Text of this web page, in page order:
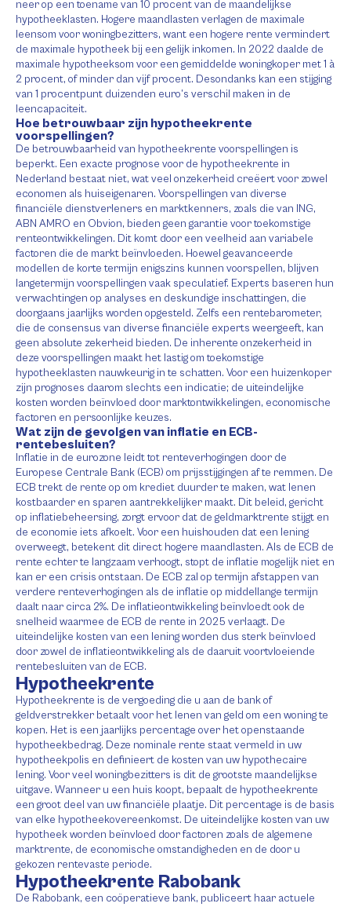
neer op een toename van 10 procent van de maandelijkse
hypotheeklasten. Hogere maandlasten verlagen de maximale
leensom voor woningbezitters, want een hogere rente vermindert
de maximale hypotheek bij een gelijk inkomen. In 2022 daalde de
maximale hypotheeksom voor een gemiddelde woningkoper met 1 à
2 procent, of minder dan vijf procent. Desondanks kan een stijging
van 1 procentpunt duizenden euro’s verschil maken in de
leencapaciteit.
Hoe betrouwbaar zijn hypotheekrente
voorspellingen?
De betrouwbaarheid van hypotheekrente voorspellingen is
beperkt. Een exacte prognose voor de hypotheekrente in
Nederland bestaat niet, wat veel onzekerheid creëert voor zowel
economen als huiseigenaren. Voorspellingen van diverse
financiële dienstverleners en marktkenners, zoals die van ING,
ABN AMRO en Obvion, bieden geen garantie voor toekomstige
renteontwikkelingen. Dit komt door een veelheid aan variabele
factoren die de markt beïnvloeden. Hoewel geavanceerde
modellen de korte termijn enigszins kunnen voorspellen, blijven
langetermijn voorspellingen vaak speculatief. Experts baseren hun
verwachtingen op analyses en deskundige inschattingen, die
doorgaans jaarlijks worden opgesteld. Zelfs een rentebarometer,
die de consensus van diverse financiële experts weergeeft, kan
geen absolute zekerheid bieden. De inherente onzekerheid in
deze voorspellingen maakt het lastig om toekomstige
hypotheeklasten nauwkeurig in te schatten. Voor een huizenkoper
zijn prognoses daarom slechts een indicatie; de uiteindelijke
kosten worden beïnvloed door marktontwikkelingen, economische
factoren en persoonlijke keuzes.
Wat zijn de gevolgen van inflatie en ECB-
rentebesluiten?
Inflatie in de eurozone leidt tot renteverhogingen door de
Europese Centrale Bank (ECB) om prijsstijgingen af te remmen. De
ECB trekt de rente op om krediet duurder te maken, wat lenen
kostbaarder en sparen aantrekkelijker maakt. Dit beleid, gericht
op inflatiebeheersing, zorgt ervoor dat de geldmarktrente stijgt en
de economie iets afkoelt. Voor een huishouden dat een lening
overweegt, betekent dit direct hogere maandlasten. Als de ECB de
rente echter te langzaam verhoogt, stopt de inflatie mogelijk niet en
kan er een crisis ontstaan. De ECB zal op termijn afstappen van
verdere renteverhogingen als de inflatie op middellange termijn
daalt naar circa 2%. De inflatieontwikkeling beïnvloedt ook de
snelheid waarmee de ECB de rente in 2025 verlaagt. De
uiteindelijke kosten van een lening worden dus sterk beïnvloed
door zowel de inflatieontwikkeling als de daaruit voortvloeiende
rentebesluiten van de ECB.
Hypotheekrente
Hypotheekrente is de vergoeding die u aan de bank of
geldverstrekker betaalt voor het lenen van geld om een woning te
kopen. Het is een jaarlijks percentage over het openstaande
hypotheekbedrag. Deze nominale rente staat vermeld in uw
hypotheekpolis en definieert de kosten van uw hypothecaire
lening. Voor veel woningbezitters is dit de grootste maandelijkse
uitgave. Wanneer u een huis koopt, bepaalt de hypotheekrente
een groot deel van uw financiële plaatje. Dit percentage is de basis
van elke hypotheekovereenkomst. De uiteindelijke kosten van uw
hypotheek worden beïnvloed door factoren zoals de algemene
marktrente, de economische omstandigheden en de door u
gekozen rentevaste periode.
Hypotheekrente Rabobank
De Rabobank, een coöperatieve bank, publiceert haar actuele